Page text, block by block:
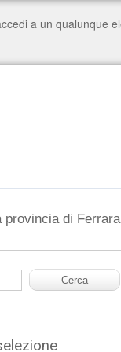
provincia di Ferrara